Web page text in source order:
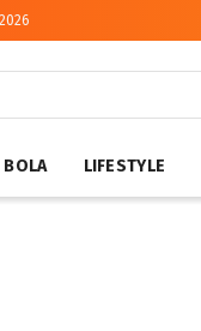
BOLA LIFESTYLE